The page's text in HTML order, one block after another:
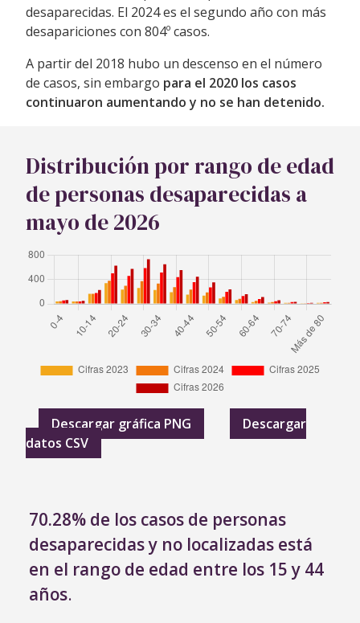
desaparecidas. El 2024 es el segundo año con más
desapariciones con 804º casos.
A partir del 2018 hubo un descenso en el número
de casos, sin embargo para el 2020 los casos
continuaron aumentando y no se han detenido.
Distribución por rango de edad
de personas desaparecidas a
mayo de 2026
Descargar gráfica PNG
Descargar
datos CSV
70.28% de los casos de personas
desaparecidas y no localizadas está
en el rango de edad entre los 15 y 44
años.